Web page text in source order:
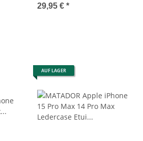
29,95 € *
AUF LAGER